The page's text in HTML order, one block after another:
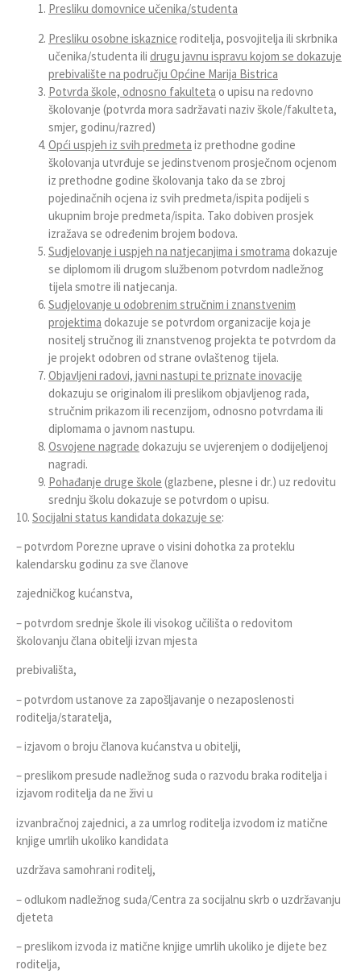
Presliku domovnice učenika/studenta
Presliku osobne iskaznice roditelja, posvojitelja ili skrbnika
učenika/studenta ili drugu javnu ispravu kojom se dokazuje
prebivalište na području Općine Marija Bistrica
Potvrda škole, odnosno fakulteta o upisu na redovno
školovanje (potvrda mora sadržavati naziv škole/fakulteta,
smjer, godinu/razred)
Opći uspjeh iz svih predmeta iz prethodne godine
školovanja utvrđuje se jedinstvenom prosječnom ocjenom
iz prethodne godine školovanja tako da se zbroj
pojedinačnih ocjena iz svih predmeta/ispita podijeli s
ukupnim broje predmeta/ispita. Tako dobiven prosjek
izražava se određenim brojem bodova.
Sudjelovanje i uspjeh na natjecanjima i smotrama dokazuje
se diplomom ili drugom službenom potvrdom nadležnog
tijela smotre ili natjecanja.
Sudjelovanje u odobrenim stručnim i znanstvenim
projektima dokazuje se potvrdom organizacije koja je
nositelj stručnog ili znanstvenog projekta te potvrdom da
je projekt odobren od strane ovlaštenog tijela.
Objavljeni radovi, javni nastupi te priznate inovacije
dokazuju se originalom ili preslikom objavljenog rada,
stručnim prikazom ili recenzijom, odnosno potvrdama ili
diplomama o javnom nastupu.
Osvojene nagrade dokazuju se uvjerenjem o dodijeljenoj
nagradi.
Pohađanje druge škole (glazbene, plesne i dr.) uz redovitu
srednju školu dokazuje se potvrdom o upisu.
10. Socijalni status kandidata dokazuje se:
– potvrdom Porezne uprave o visini dohotka za proteklu
kalendarsku godinu za sve članove
zajedničkog kućanstva,
– potvrdom srednje škole ili visokog učilišta o redovitom
školovanju člana obitelji izvan mjesta
prebivališta,
– potvrdom ustanove za zapošljavanje o nezaposlenosti
roditelja/staratelja,
– izjavom o broju članova kućanstva u obitelji,
– preslikom presude nadležnog suda o razvodu braka roditelja i
izjavom roditelja da ne živi u
izvanbračnoj zajednici, a za umrlog roditelja izvodom iz matične
knjige umrlih ukoliko kandidata
uzdržava samohrani roditelj,
– odlukom nadležnog suda/Centra za socijalnu skrb o uzdržavanju
djeteta
– preslikom izvoda iz matične knjige umrlih ukoliko je dijete bez
roditelja,